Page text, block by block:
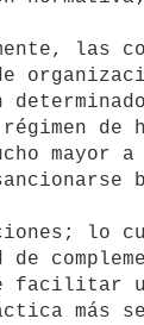
las
de
mayor
lo
facilitar
más